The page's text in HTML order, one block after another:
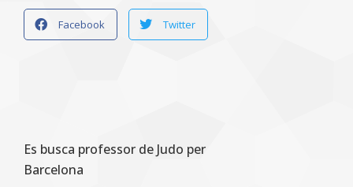
Facebook Twitter
Es busca professor de Judo per
Barcelona